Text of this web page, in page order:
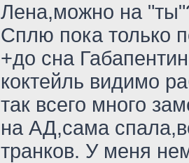
Лена,можно на
Сплю пока только
+до сна
коктейль видимо
так всего много
на АД,сама
транков. У меня